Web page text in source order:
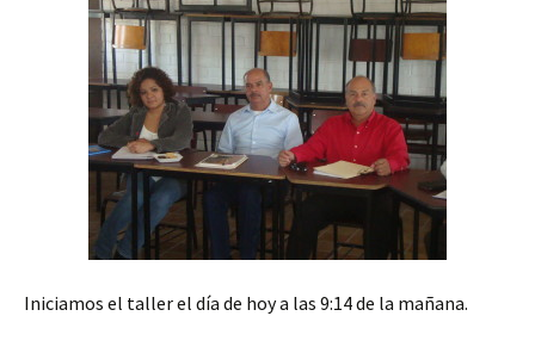
Iniciamos el taller el día de hoy a las 9:14 de la mañana.